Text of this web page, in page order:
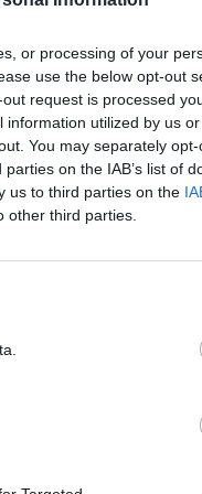
or processing of your
use the below opt-out
request is processed
utilized by us
You may separately
on the IAB’s list of
us to third parties on the
other third parties.
que
regalèssia